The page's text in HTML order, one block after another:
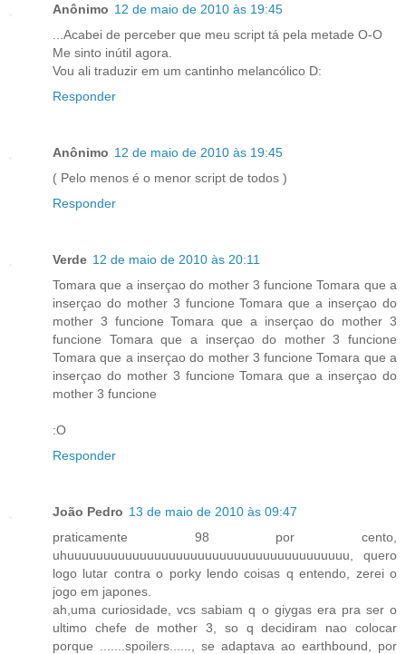
Anônimo 12 de maio de 2010 às 19:45
...Acabei de perceber que meu script tá pela metade O-O
Me sinto inútil agora.
Vou ali traduzir em um cantinho melancólico D:
Responder
Anônimo 12 de maio de 2010 às 19:45
( Pelo menos é o menor script de todos )
Responder
Verde 12 de maio de 2010 às 20:11
Tomara que a inserçao do mother 3 funcione Tomara que a
inserçao do mother 3 funcione Tomara que a inserçao do
mother 3 funcione Tomara que a inserçao do mother 3
funcione Tomara que a inserçao do mother 3 funcione
Tomara que a inserçao do mother 3 funcione Tomara que a
inserçao do mother 3 funcione Tomara que a inserçao do
mother 3 funcione
:O
Responder
João Pedro 13 de maio de 2010 às 09:47
praticamente 98 por cento,
uhuuuuuuuuuuuuuuuuuuuuuuuuuuuuuuuuuuuuuuu, quero
logo lutar contra o porky lendo coisas q entendo, zerei o
jogo em japones.
ah,uma curiosidade, vcs sabiam q o giygas era pra ser o
ultimo chefe de mother 3, so q decidiram nao colocar
porque .......spoilers......, se adaptava ao earthbound, por